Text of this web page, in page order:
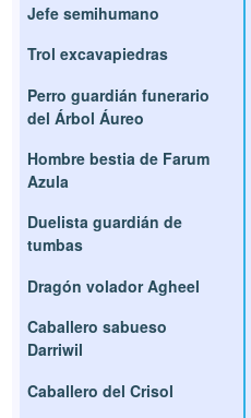
Jefe semihumano
Trol excavapiedras
Perro guardián funerario
del Árbol Áureo
Hombre bestia de Farum
Azula
Duelista guardián de
tumbas
Dragón volador Agheel
Caballero sabueso
Darriwil
Caballero del Crisol